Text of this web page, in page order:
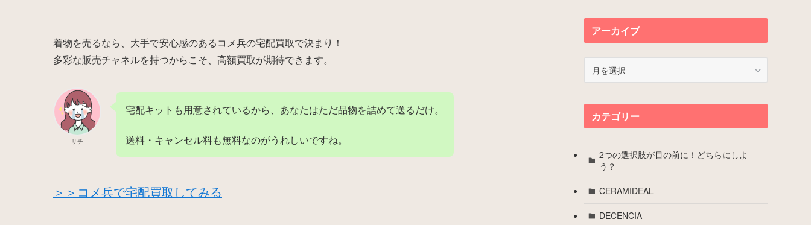
着物を売るなら、大手で安心感のあるコメ兵の宅配買取で決まり！
多彩な販売チャネルを持つからこそ、高額買取が期待できます。
サチ
宅配キットも用意されているから、あなたはただ品物を詰めて送るだけ。
送料・キャンセル料も無料なのがうれしいですね。
＞＞コメ兵で宅配買取してみる
アーカイブ
イ
カテゴリー
2つの選択肢が目の前に！どちらにしよ
う？
CERAMIDEAL
DECENCIA